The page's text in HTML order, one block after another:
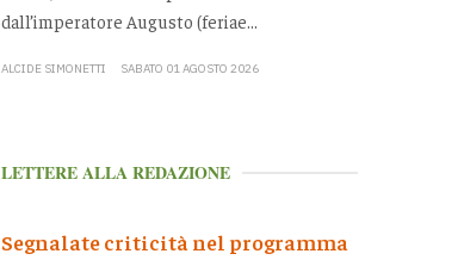
dall’imperatore Augusto (feriae...
ALCIDE SIMONETTI SABATO 01 AGOSTO 2026
LETTERE ALLA REDAZIONE
Segnalate criticità nel programma